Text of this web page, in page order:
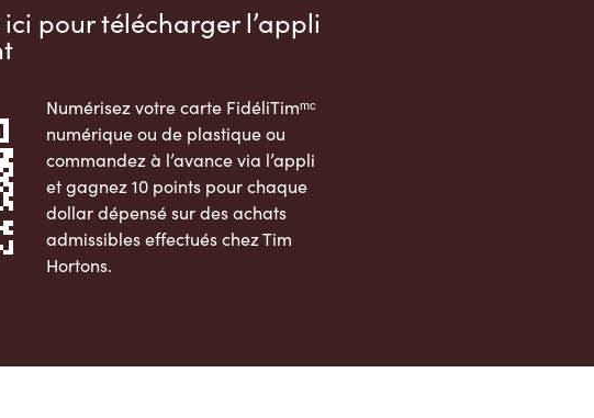
pour télécharger l’appli
Numérisez votre carte FidéliTimᵐᶜ
numérique ou de plastique ou
commandez à l’avance via l’appli
et gagnez 10 points pour chaque
dollar dépensé sur des achats
admissibles effectués chez Tim
Hortons.